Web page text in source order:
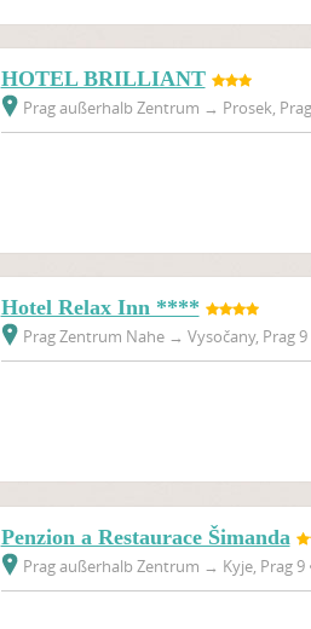
HOTEL BRILLIANT
Prag außerhalb Zentrum → Prosek,
Hotel Relax Inn ****
Prag Zentrum Nahe → Vysočany, Prag 9
Penzion a Restaurace Šimanda
Prag außerhalb Zentrum → Kyje, Prag 9